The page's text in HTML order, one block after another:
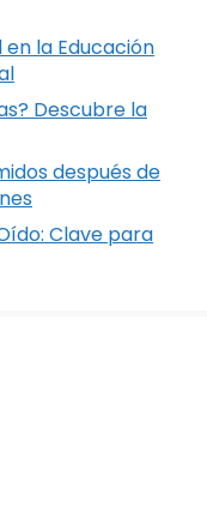
en la Educación
Descubre la
después de
Clave para